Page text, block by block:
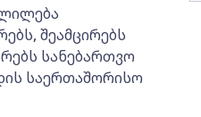
შეამცირებს
სანებართვო
საერთაშორისო